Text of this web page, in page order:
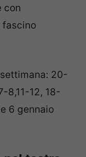
con
fascino
20-
8,11-12, 18-
6 gennaio